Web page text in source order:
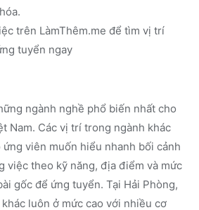
trên LàmThêm.me để tìm vị trí
tuyển ngay
ngành nghề phổ biến nhất cho
Nam. Các vị trí trong ngành khác
viên muốn hiểu nhanh bối cảnh
việc theo kỹ năng, địa điểm và mức
gốc để ứng tuyển. Tại Hải Phòng,
luôn ở mức cao với nhiều cơ